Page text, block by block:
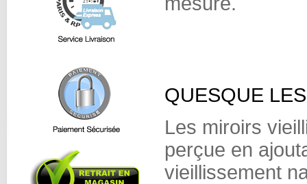
QUESQUE
Les miroirs
perçue en
vieillissement